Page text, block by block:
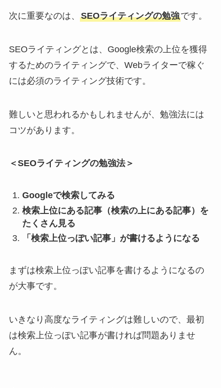
次に重要なのは、 SEOライティングの勉強です。
SEOライティングとは、Google検索の上位を獲得
するためのライティングで、Webライターで稼ぐ
には必須のライティング技術です。
難しいと思われるかもしれませんが、勉強法には
コツがあります。
＜SEOライティングの勉強法＞
Googleで検索してみる
検索上位にある記事（検索の上にある記事）を
たくさん見る
「検索上位っぽい記事」が書けるようになる
まずは検索上位っぽい記事を書けるようになるの
が大事です。
いきなり高度なライティングは難しいので、最初
は検索上位っぽい記事が書ければ問題ありませ
ん。